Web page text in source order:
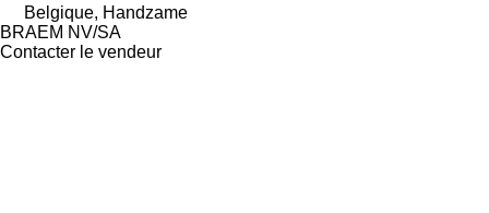
Belgique, Handzame
BRAEM NV/SA
Contacter le vendeur